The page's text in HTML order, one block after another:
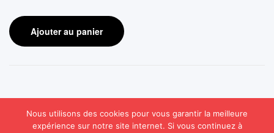
219,79€.
153,86€.
Ajouter au panier
Nous utilisons des cookies pour vous garantir la meilleure
expérience sur notre site internet. Si vous continuez à